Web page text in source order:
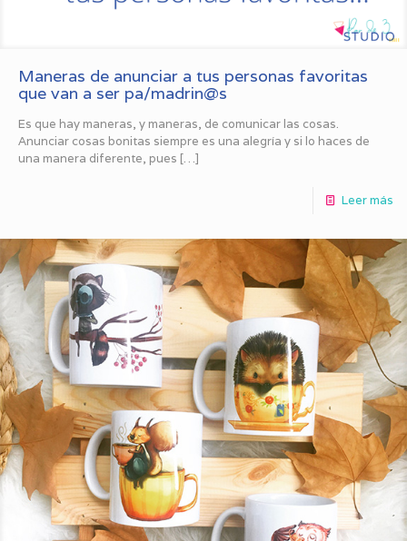
Maneras de anunciar a tus personas favoritas
que van a ser pa/madrin@s
Es que hay maneras, y maneras, de comunicar las cosas.
Anunciar cosas bonitas siempre es una alegría y si lo haces de
una manera diferente, pues […]
Leer más